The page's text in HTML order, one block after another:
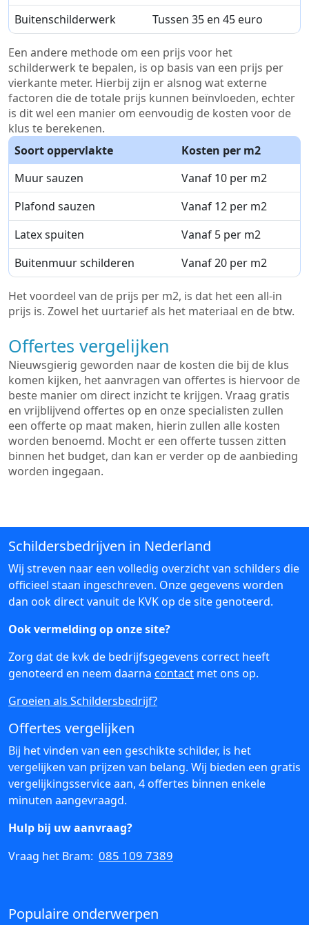
Buitenschilderwerk
Tussen 35 en 45 euro
Een andere methode om een prijs voor het
schilderwerk te bepalen, is op basis van een prijs per
vierkante meter. Hierbij zijn er alsnog wat externe
factoren die de totale prijs kunnen beïnvloeden, echter
is dit wel een manier om eenvoudig de kosten voor de
klus te berekenen.
Soort oppervlakte
Kosten per m2
Muur sauzen
Vanaf 10 per m2
Plafond sauzen
Vanaf 12 per m2
Latex spuiten
Vanaf 5 per m2
Buitenmuur schilderen
Vanaf 20 per m2
Het voordeel van de prijs per m2, is dat het een all-in
prijs is. Zowel het uurtarief als het materiaal en de btw.
Offertes vergelijken
Nieuwsgierig geworden naar de kosten die bij de klus
komen kijken, het aanvragen van offertes is hiervoor de
beste manier om direct inzicht te krijgen. Vraag gratis
en vrijblijvend offertes op en onze specialisten zullen
een offerte op maat maken, hierin zullen alle kosten
worden benoemd. Mocht er een offerte tussen zitten
binnen het budget, dan kan er verder op de aanbieding
worden ingegaan.
Schildersbedrijven in Nederland
Wij streven naar een volledig overzicht van schilders die
officieel staan ingeschreven. Onze gegevens worden
dan ook direct vanuit de KVK op de site genoteerd.
Ook vermelding op onze site?
Zorg dat de kvk de bedrijfsgegevens correct heeft
genoteerd en neem daarna contact met ons op.
Groeien als Schildersbedrijf?
Offertes vergelijken
Bij het vinden van een geschikte schilder, is het
vergelijken van prijzen van belang. Wij bieden een gratis
vergelijkingsservice aan, 4 offertes binnen enkele
minuten aangevraagd.
Hulp bij uw aanvraag?
Vraag het Bram: 085 109 7389
Populaire onderwerpen